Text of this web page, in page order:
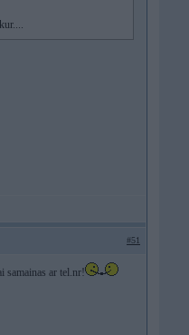
#51
samainas ar tel.nr!